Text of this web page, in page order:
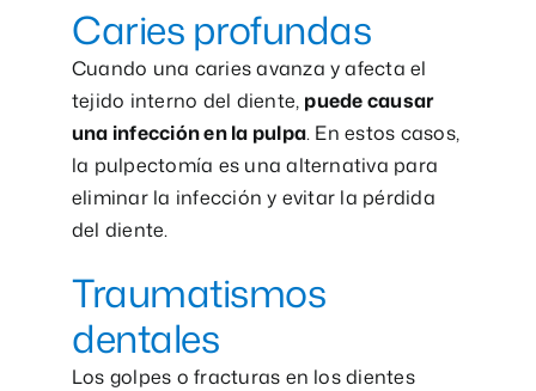
Caries profundas
Cuando una caries avanza y afecta el
tejido interno del diente, puede causar
una infección en la pulpa. En estos casos,
la pulpectomía es una alternativa para
eliminar la infección y evitar la pérdida
del diente.
Traumatismos
dentales
Los golpes o fracturas en los dientes